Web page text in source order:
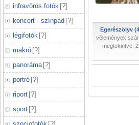
infravörös fotók [?]
koncert - színpad [?]
légifotók [?]
makró [?]
panoráma [?]
portré [?]
riport [?]
sport [?]
Egerészölyv
vélemények
megtekintve: